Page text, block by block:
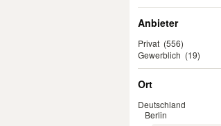
Anbieter
Privat (556)
Gewerblich (19)
Ort
Deutschland
Berlin